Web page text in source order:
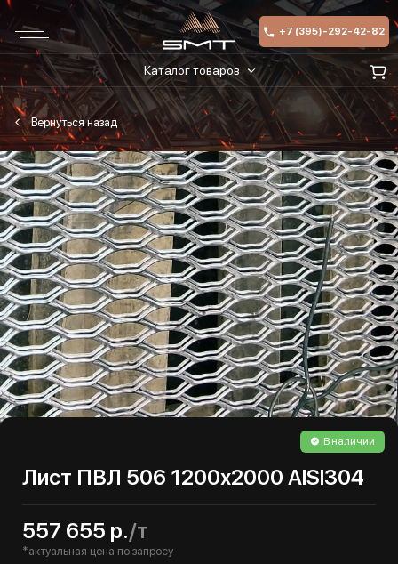
+7 (395)-292-42-82
Каталог товаров
В наличии
Лист ПВЛ 506 1200х2000 AISI304
557 655 р./т
*актуальная цена по запросу